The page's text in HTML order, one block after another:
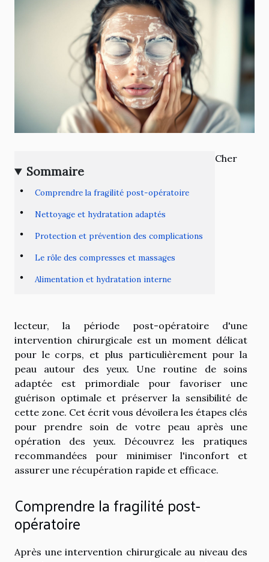
Sommaire
Comprendre la fragilité post-opératoire
Nettoyage et hydratation adaptés
Protection et prévention des complications
Le rôle des compresses et massages
Alimentation et hydratation interne
Cher
lecteur, la période post-opératoire d'une
intervention chirurgicale est un moment délicat
pour le corps, et plus particulièrement pour la
peau autour des yeux. Une routine de soins
adaptée est primordiale pour favoriser une
guérison optimale et préserver la sensibilité de
cette zone. Cet écrit vous dévoilera les étapes clés
pour prendre soin de votre peau après une
opération des yeux. Découvrez les pratiques
recommandées pour minimiser l'inconfort et
assurer une récupération rapide et efficace.
Comprendre la fragilité post-
opératoire
Après une intervention chirurgicale au niveau des